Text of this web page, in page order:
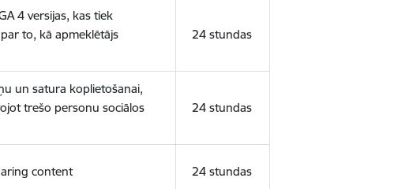
4 versijas, kas tiek
to, kā apmeklētājs
24 stundas
un satura koplietošanai,
trešo personu sociālos
24 stundas
content 24 stundas